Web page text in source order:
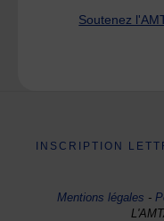
Soutenez
INSCRIPTION
Mentions légales -